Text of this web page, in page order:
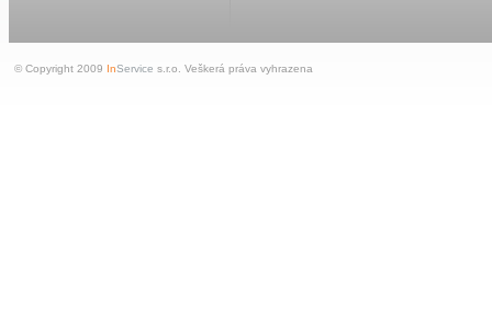
© Copyright 2009 InService s.r.o. Veškerá práva vyhrazena